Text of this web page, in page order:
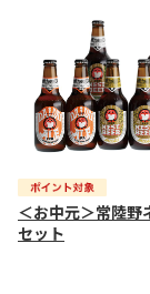
＜お中元＞常陸野
セット